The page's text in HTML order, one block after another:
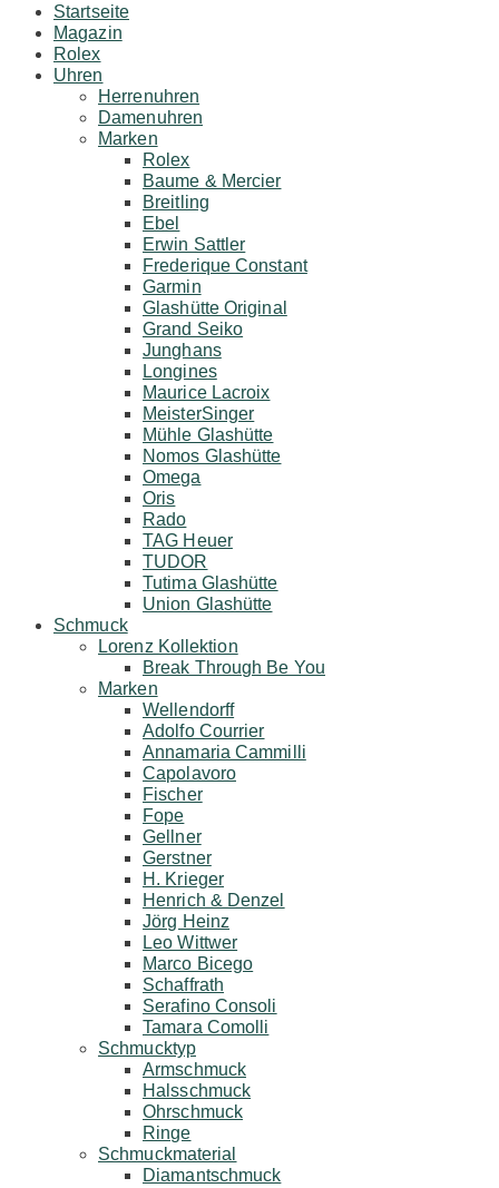
Startseite
Magazin
Rolex
Uhren
Herrenuhren
Damenuhren
Marken
Rolex
Baume & Mercier
Breitling
Ebel
Erwin Sattler
Frederique Constant
Garmin
Glashütte Original
Grand Seiko
Junghans
Longines
Maurice Lacroix
MeisterSinger
Mühle Glashütte
Nomos Glashütte
Omega
Oris
Rado
TAG Heuer
TUDOR
Tutima Glashütte
Union Glashütte
Schmuck
Lorenz Kollektion
Break Through Be You
Marken
Wellendorff
Adolfo Courrier
Annamaria Cammilli
Capolavoro
Fischer
Fope
Gellner
Gerstner
H. Krieger
Henrich & Denzel
Jörg Heinz
Leo Wittwer
Marco Bicego
Schaffrath
Serafino Consoli
Tamara Comolli
Schmucktyp
Armschmuck
Halsschmuck
Ohrschmuck
Ringe
Schmuckmaterial
Diamantschmuck